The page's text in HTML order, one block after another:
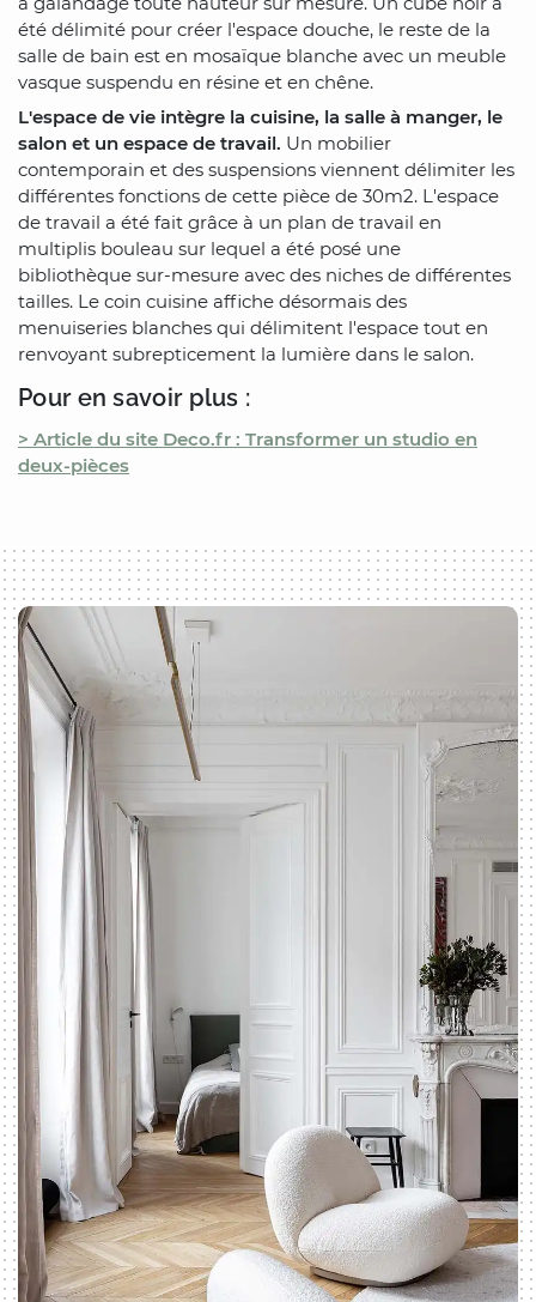
été délimité pour créer l'espace douche, le reste de la
salle de bain est en mosaïque blanche avec un meuble
vasque suspendu en résine et en chêne.
L'espace de vie intègre la cuisine, la salle à manger, le
salon et un espace de travail. Un mobilier
contemporain et des suspensions viennent délimiter les
différentes fonctions de cette pièce de 30m2. L'espace
de travail a été fait grâce à un plan de travail en
multiplis bouleau sur lequel a été posé une
bibliothèque sur-mesure avec des niches de différentes
tailles. Le coin cuisine affiche désormais des
menuiseries blanches qui délimitent l'espace tout en
renvoyant subrepticement la lumière dans le salon.
Pour en savoir plus :
> Article du site Deco.fr : Transformer un studio en
deux-pièces